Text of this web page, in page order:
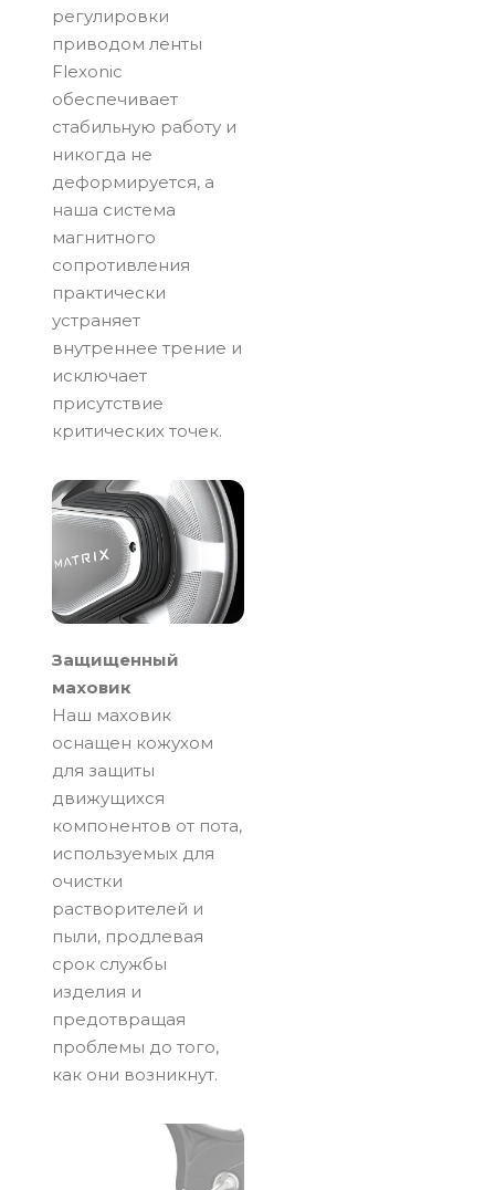
регулировки
приводом ленты
Flexonic
обеспечивает
стабильную работу и
никогда не
деформируется, а
наша система
магнитного
сопротивления
практически
устраняет
внутреннее трение и
исключает
присутствие
критических точек.
Защищенный
маховик
Наш маховик
оснащен кожухом
для защиты
движущихся
компонентов от пота,
используемых для
очистки
растворителей и
пыли, продлевая
срок службы
изделия и
предотвращая
проблемы до того,
как они возникнут.